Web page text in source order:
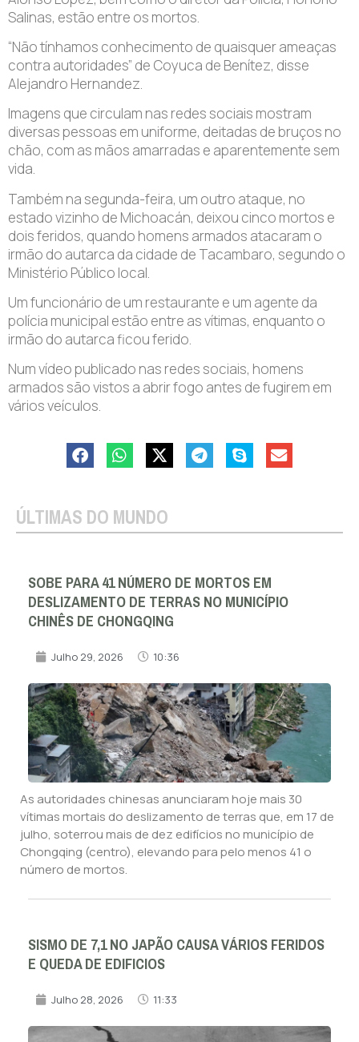
Salinas, estão entre os mortos.
“Não tínhamos conhecimento de quaisquer ameaças
contra autoridades” de Coyuca de Benítez, disse
Alejandro Hernandez.
Imagens que circulam nas redes sociais mostram
diversas pessoas em uniforme, deitadas de bruços no
chão, com as mãos amarradas e aparentemente sem
vida.
Também na segunda-feira, um outro ataque, no
estado vizinho de Michoacán, deixou cinco mortos e
dois feridos, quando homens armados atacaram o
irmão do autarca da cidade de Tacambaro, segundo o
Ministério Público local.
Um funcionário de um restaurante e um agente da
polícia municipal estão entre as vítimas, enquanto o
irmão do autarca ficou ferido.
Num vídeo publicado nas redes sociais, homens
armados são vistos a abrir fogo antes de fugirem em
vários veículos.
ÚLTIMAS DO MUNDO
SOBE PARA 41 NÚMERO DE MORTOS EM
DESLIZAMENTO DE TERRAS NO MUNICÍPIO
CHINÊS DE CHONGQING
Julho 29, 2026 10:36
As autoridades chinesas anunciaram hoje mais 30
vítimas mortais do deslizamento de terras que, em 17 de
julho, soterrou mais de dez edifícios no município de
Chongqing (centro), elevando para pelo menos 41 o
número de mortos.
SISMO DE 7,1 NO JAPÃO CAUSA VÁRIOS FERIDOS
E QUEDA DE EDIFICIOS
Julho 28, 2026 11:33